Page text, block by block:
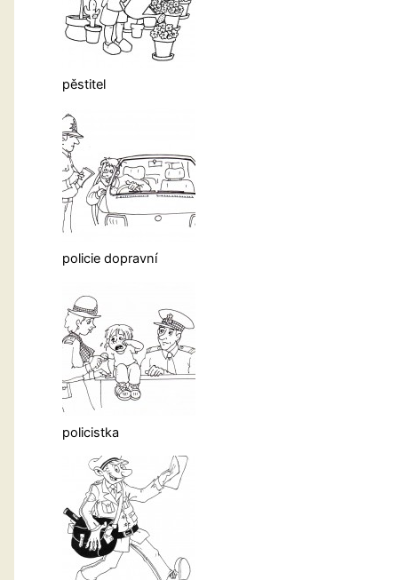
pěstitel
policie dopravní
policistka